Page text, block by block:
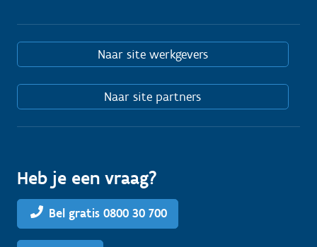
Naar site werkgevers
Naar site partners
Heb je een vraag?
Bel gratis 0800 30 700